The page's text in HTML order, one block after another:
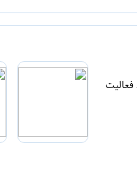
فعالیت